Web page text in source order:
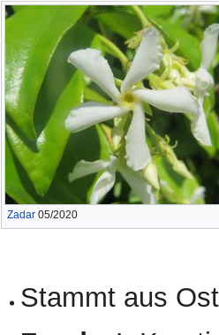
Zadar 05/2020
Stammt aus